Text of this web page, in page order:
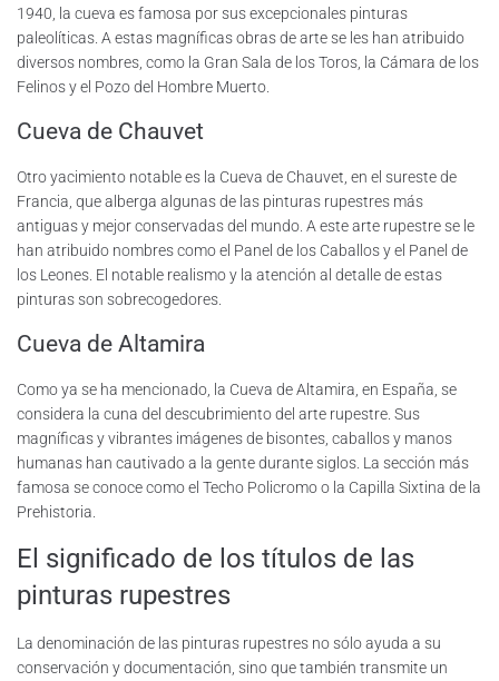
1940, la cueva es famosa por sus excepcionales pinturas
paleolíticas. A estas magníficas obras de arte se les han atribuido
diversos nombres, como la Gran Sala de los Toros, la Cámara de los
Felinos y el Pozo del Hombre Muerto.
Cueva de Chauvet
Otro yacimiento notable es la Cueva de Chauvet, en el sureste de
Francia, que alberga algunas de las pinturas rupestres más
antiguas y mejor conservadas del mundo. A este arte rupestre se le
han atribuido nombres como el Panel de los Caballos y el Panel de
los Leones. El notable realismo y la atención al detalle de estas
pinturas son sobrecogedores.
Cueva de Altamira
Como ya se ha mencionado, la Cueva de Altamira, en España, se
considera la cuna del descubrimiento del arte rupestre. Sus
magníficas y vibrantes imágenes de bisontes, caballos y manos
humanas han cautivado a la gente durante siglos. La sección más
famosa se conoce como el Techo Policromo o la Capilla Sixtina de la
Prehistoria.
El significado de los títulos de las
pinturas rupestres
La denominación de las pinturas rupestres no sólo ayuda a su
conservación y documentación, sino que también transmite un